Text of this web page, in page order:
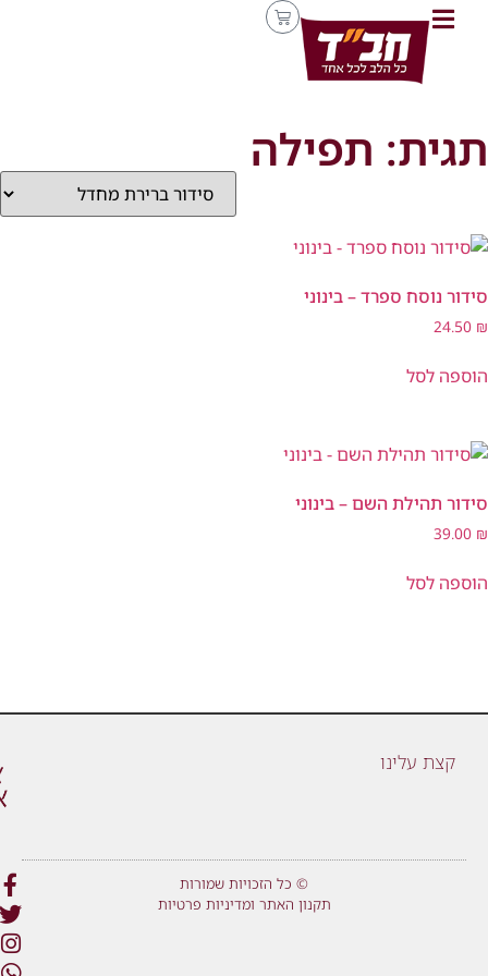
תגית: תפילה
סידור נוסח ספרד – בינוני
24.50 ₪
הוספה לסל
סידור תהילת השם – בינוני
39.00 ₪
הוספה לסל
קצת עלינו
© כל הזכויות שמורות
תקנון האתר ומדיניות פרטיות